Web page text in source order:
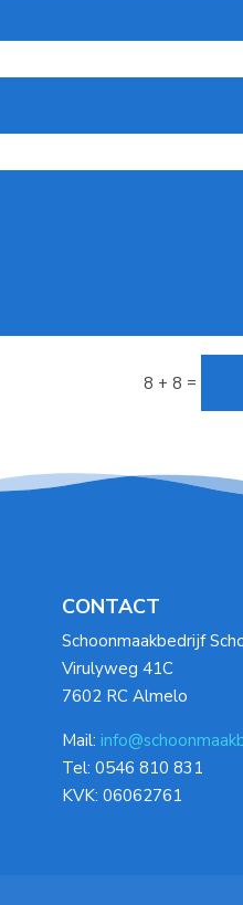
8 + 8 =
CONTACT
Schoonmaakbedrijf
Virulyweg 41C
7602 RC Almelo
Mail:
Tel: 0546 810 831
KVK: 06062761